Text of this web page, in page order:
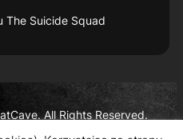
The Suicide Squad
All Rights Reserved.
and elements are the